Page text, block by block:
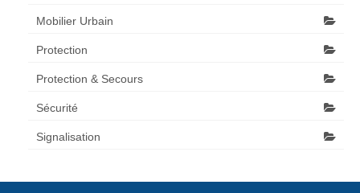
Mobilier Urbain
Protection
Protection & Secours
Sécurité
Signalisation